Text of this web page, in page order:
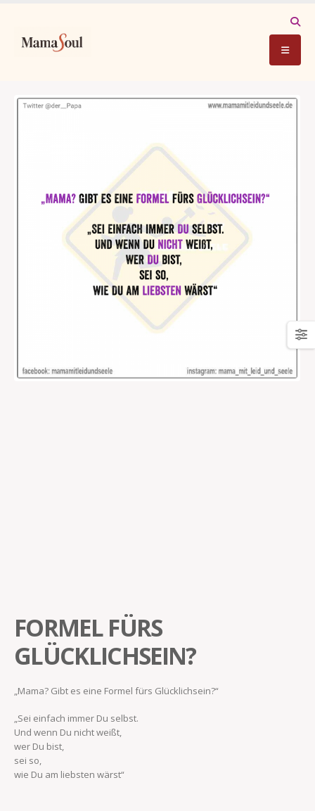
FORMEL FÜRS
GLÜCKLICHSEIN?
„Mama? Gibt es eine Formel fürs Glücklichsein?“
„Sei einfach immer Du selbst.
Und wenn Du nicht weißt,
wer Du bist,
sei so,
wie Du am liebsten wärst“